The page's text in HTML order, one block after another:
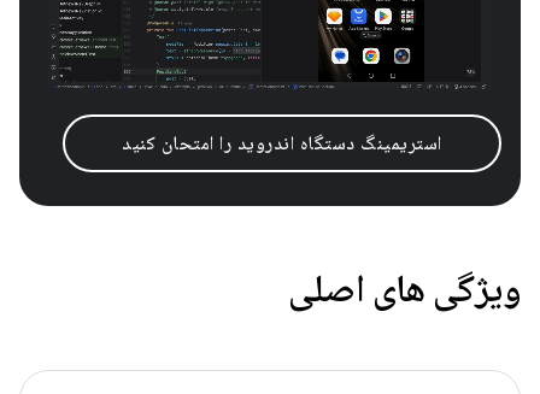
استریمینگ دستگاه اندروید را امتحان کنید
ویژگی های اصلی